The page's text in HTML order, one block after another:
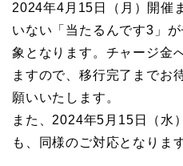
2024年4月15日（月）開催
いない「当たるんです3」
象となります。チャージ金
ますので、移行完了までお
願いいたします。
また、2024年5月15日（水
も、同様のご対応となります